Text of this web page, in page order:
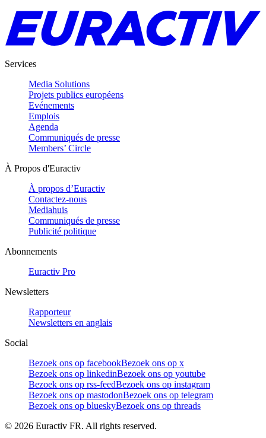
Services
Media Solutions
Projets publics européens
Evénements
Emplois
Agenda
Communiqués de presse
Members’ Circle
À Propos d'Euractiv
À propos d’Euractiv
Contactez-nous
Mediahuis
Communiqués de presse
Publicité politique
Abonnements
Euractiv Pro
Newsletters
Rapporteur
Newsletters en anglais
Social
Bezoek ons op facebookBezoek ons op x
Bezoek ons op linkedinBezoek ons op youtube
Bezoek ons op rss-feedBezoek ons op instagram
Bezoek ons op mastodonBezoek ons op telegram
Bezoek ons op blueskyBezoek ons op threads
© 2026 Euractiv FR. All rights reserved.